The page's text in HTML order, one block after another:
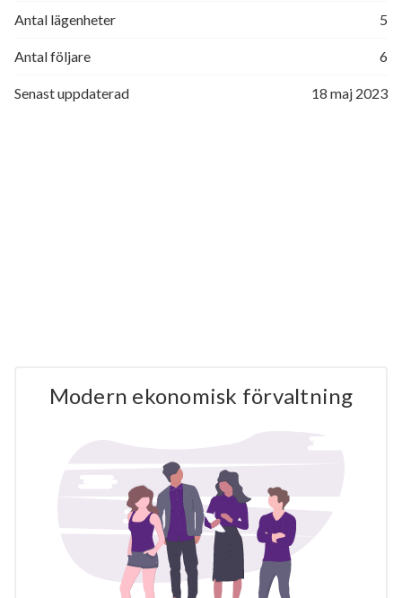
Antal lägenheter 5
Antal följare 6
Senast uppdaterad 18 maj 2023
Modern ekonomisk förvaltning